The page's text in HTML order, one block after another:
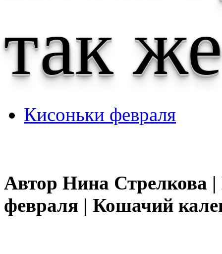
так же
Кисоньки февраля
Автор Нина Стрелкова
февраля | Кошачий